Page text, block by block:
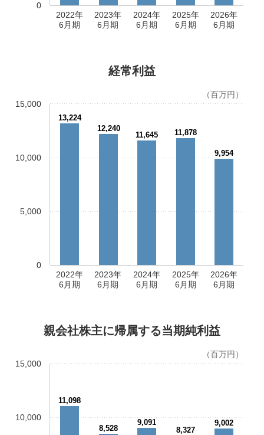
2022年
6月期
2023年
6月期
2024年
6月期
2025年
6月期
2026年
6月期
0
経常利益
2022年
6月期
2023年
6月期
2024年
6月期
2025年
6月期
2026年
6月期
0
5,000
10,000
15,000
（百万円）
13,224
12,240
11,645 11,878
9,954
親会社株主に帰属する当期純利益
10,000
15,000
（百万円）
11,098
8,528
9,091
8,327
9,002